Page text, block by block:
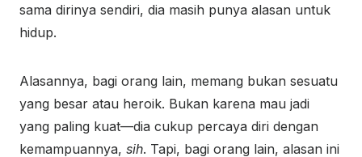
sama dirinya sendiri, dia masih punya alasan untuk
hidup.
Alasannya, bagi orang lain, memang bukan sesuatu
yang besar atau heroik. Bukan karena mau jadi
yang paling kuat—dia cukup percaya diri dengan
kemampuannya, sih. Tapi, bagi orang lain, alasan ini